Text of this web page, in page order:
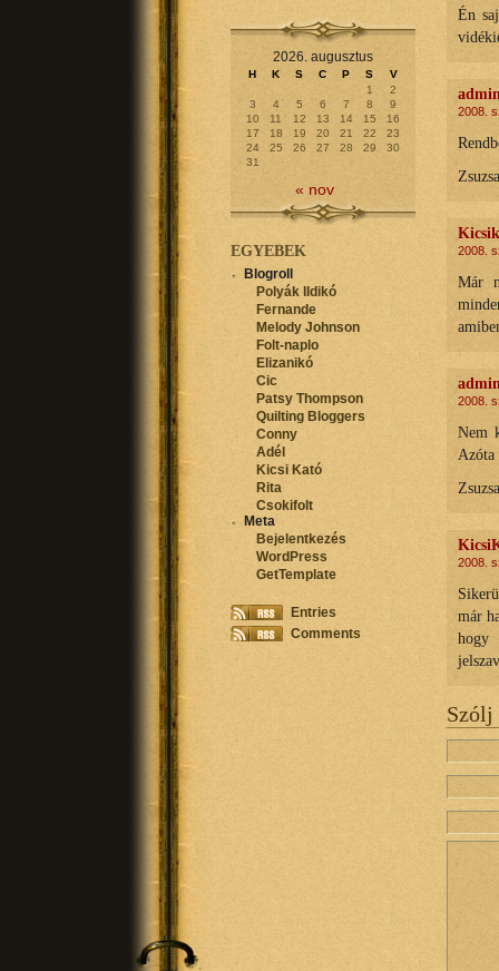
Én
2008.
Zsuzsa
2008.
Már
2008.
Nem
Azóta
Zsuzsa
2008.
már
hogy
Szólj
2026. augusztus
H K S C P S
V
1
2
3
4 5 6 7 8
9
10
11 12 13 14 15
16
17
18 19 20 21 22
23
24
25 26 27 28 29
30
31
« nov
EGYEBEK
Blogroll
Polyák Ildikó
Fernande
Melody Johnson
Folt-naplo
Elizanikó
Cic
Patsy Thompson
Quilting Bloggers
Conny
Adél
Kicsi Kató
Rita
Csokifolt
Meta
Bejelentkezés
WordPress
GetTemplate
Entries
Comments